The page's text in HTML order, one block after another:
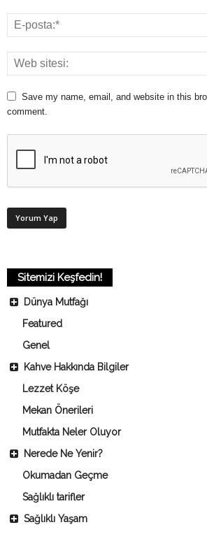
Save my name, email, and website in this
comment.
Sitemizi Keşfedin!
Dünya Mutfağı
Featured
Genel
Kahve Hakkında Bilgiler
Lezzet Köşe
Mekan Önerileri
Mutfakta Neler Oluyor
Nerede Ne Yenir?
Okumadan Geçme
Sağlıklı tarifler
Sağlıklı Yaşam